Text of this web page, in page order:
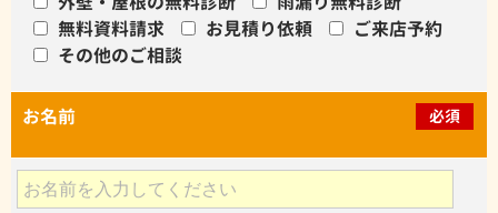
無料資料請求
お見積り依頼
ご来店予約
その他のご相談
お名前 必須